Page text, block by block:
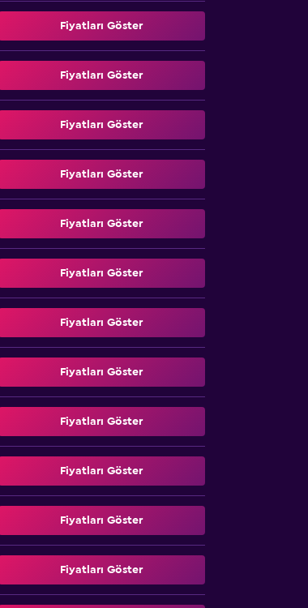
Fiyatları Göster
Fiyatları Göster
Fiyatları Göster
Fiyatları Göster
Fiyatları Göster
Fiyatları Göster
Fiyatları Göster
Fiyatları Göster
Fiyatları Göster
Fiyatları Göster
Fiyatları Göster
Fiyatları Göster